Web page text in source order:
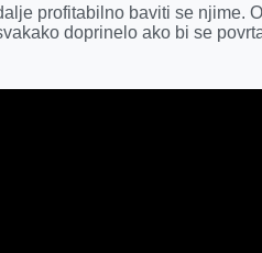
profitabilno baviti se njime.
doprinelo ako bi se